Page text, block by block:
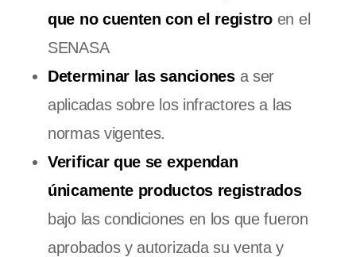
que no cuenten con el registro en el
SENASA
Determinar las sancionesa ser
aplicadas sobre los infractores a las
normas vigentes.
Verificar que se expendan
únicamente productos registrados
bajo las condiciones en los que fueron
aprobados y autorizada su venta y